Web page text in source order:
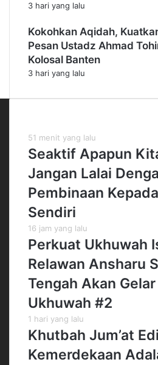
3 hari yang lalu
Kokohkan Aqidah,
Pesan Ustadz Ahmad
Kolosal Banten
3 hari yang lalu
51 menit yang lalu
Seaktif Apapun
Jangan Lalai
Pembinaan
Sendiri
16 jam yang lalu
Perkuat Ukhuwah
Relawan Ansharu
Tengah Akan
Ukhuwah #2
1 hari yang lalu
Khutbah Jum’at
Kemerdekaan